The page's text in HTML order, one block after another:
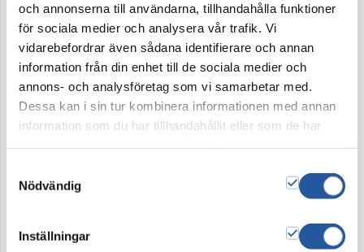
och annonserna till användarna, tillhandahålla funktioner
för sociala medier och analysera vår trafik. Vi
vidarebefordrar även sådana identifierare och annan
information från din enhet till de sociala medier och
annons- och analysföretag som vi samarbetar med.
Dessa kan i sin tur kombinera informationen med annan
information som du har tillhandahållit eller som de har
Nödvändig
Inställningar
Fyllt hjärta 55 cm
Ett vackert hjärta som med omsorg och
engagemang är valt och komponerat av IGNIS
Blommors egna florister.
Tillval
350:-